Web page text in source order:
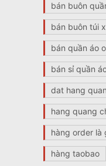
bán buôn
bán buôn túi
bán quần áo
bán sỉ quần
dat hang
hang quang
hàng order là
hàng taobao